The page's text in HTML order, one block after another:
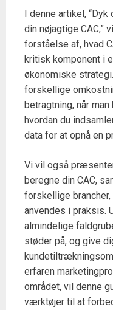
I denne artikel,
din nøjagtige CAC,”
forståelse af, hvad
kritisk komponent i
økonomiske
forskellige
betragtning, når
hvordan du
data for at opnå en
Vi vil også
beregne din CAC,
forskellige
anvendes i praksis.
almindelige
støder på, og give
erfaren
området, vil denne
værktøjer til at